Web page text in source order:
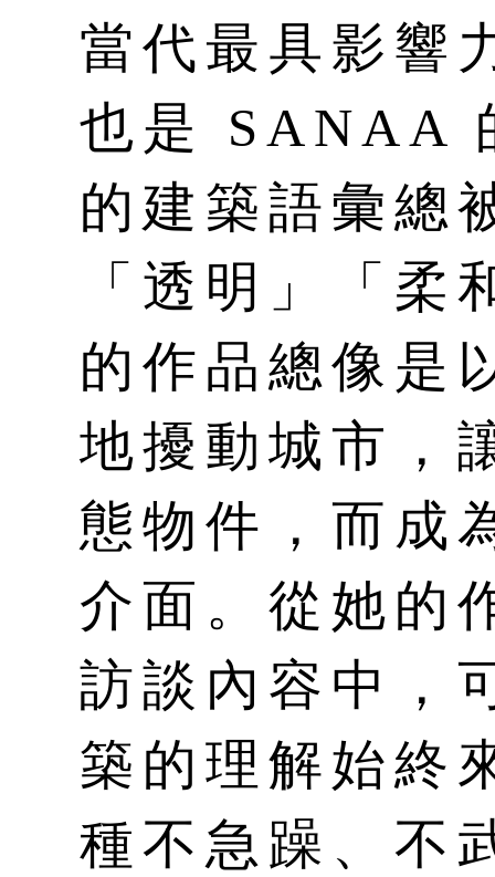
當代最具影響
也是 SANAA
的建築語彙總
「透明」「柔
的作品總像是
地擾動城市，
態物件，而成
介面。從她的
訪談內容中，
築的理解始終
種不急躁、不